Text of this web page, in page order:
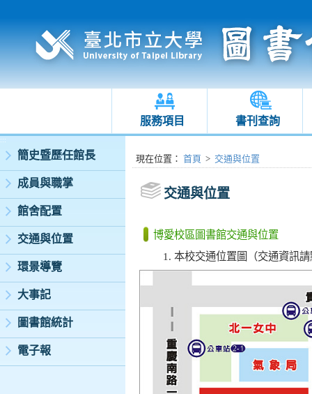
服務項目 書刊查詢
:::
簡史暨歷任館長
成員與職掌
館舍配置
交通與位置
環景導覽
大事記
圖書館統計
電子報
:::現在位置 ： 首頁 > 交通與位置
交通與位置
博愛校區圖書館交通與位置
本校交通位置圖（交通資訊